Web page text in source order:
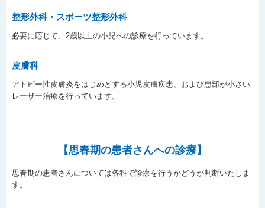
整形外科・スポーツ整形外科
必要に応じて、2歳以上の小児への診療を行っています。
皮膚科
アトピー性皮膚炎をはじめとする小児皮膚疾患、および患部が小さい
レーザー治療を行っています。
【思春期の患者さんへの診療】
思春期の患者さんについては各科で診療を行うかどうか判断いたしま
す。